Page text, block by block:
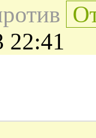
22:41